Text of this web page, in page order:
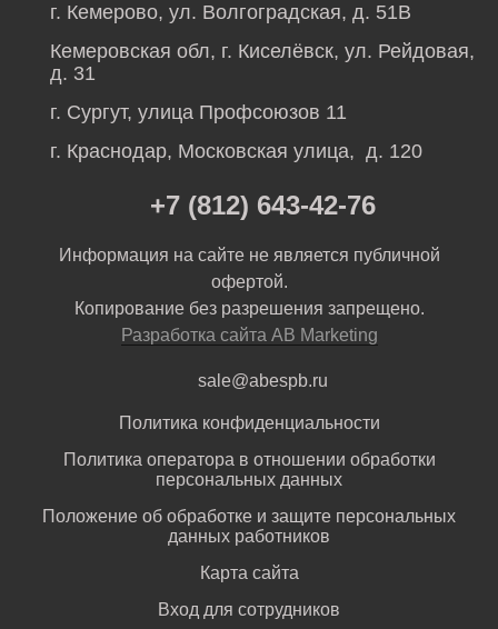
г. Кемерово, ул. Волгоградская, д. 51В
Кемеровская обл, г. Киселёвск, ул. Рейдовая,
д. 31
г. Сургут, улица Профсоюзов 11
г. Краснодар, Московская улица, д. 120
+7 (812) 643-42-76
Информация на сайте не является публичной
офертой.
Копирование без разрешения запрещено.
Разработка сайта AB Marketing
sale@abespb.ru
Политика конфиденциальности
Политика оператора в отношении обработки
персональных данных
Положение об обработке и защите персональных
данных работников
Карта сайта
Вход для сотрудников